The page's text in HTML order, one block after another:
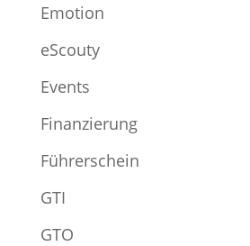
Emotion
eScouty
Events
Finanzierung
Führerschein
GTI
GTO